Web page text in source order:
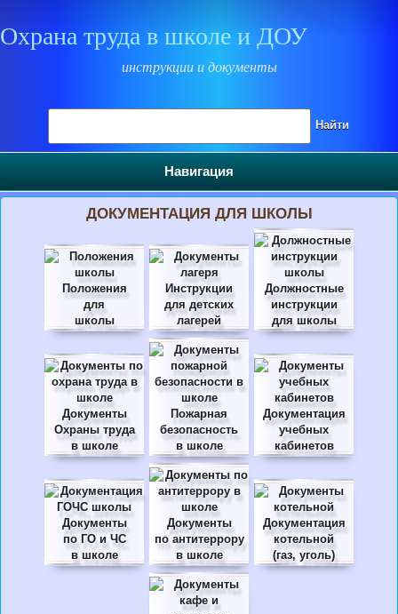
Охрана труда в школе и ДОУ
инструкции и документы
Навигация
ДОКУМЕНТАЦИЯ ДЛЯ ШКОЛЫ
Положения
для
школы
Инструкции
для детских
лагерей
Должностные
инструкции
для школы
Документы
Охраны труда
в школе
Пожарная
безопасность
в школе
Документация
учебных
кабинетов
Документы
по ГО и ЧС
в школе
Документы
по антитеррору
в школе
Документация
котельной
(газ, уголь)